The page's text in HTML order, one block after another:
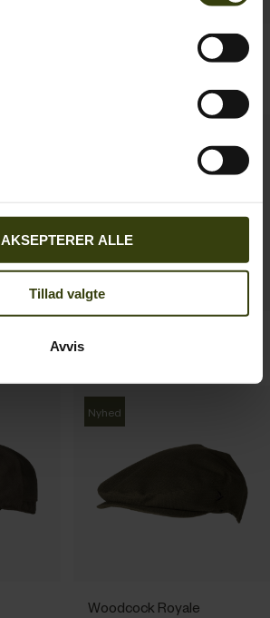
AKSEPTERER ALLE
Tillad valgte
Avvis
Nyhed
Woodcock Royale